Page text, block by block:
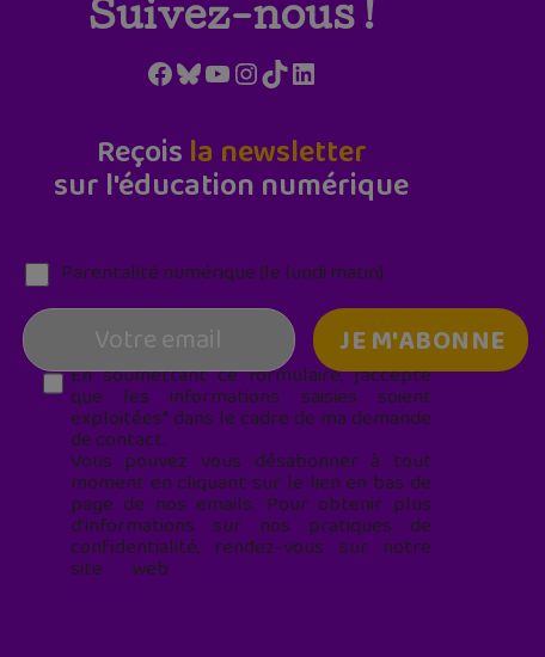
Suivez-nous !
Facebook
Bluesky
YouTube
Instagram
TikTokLinkedIn
Reçois la newsletter
sur l'éducation numérique
Parentalité numérique (le lundi matin)
En soumettant ce formulaire, j’accepte
que les informations saisies soient
exploitées* dans le cadre de ma demande
de contact.
Vous pouvez vous désabonner à tout
moment en cliquant sur le lien en bas de
page de nos emails. Pour obtenir plus
d'informations sur nos pratiques de
confidentialité, rendez-vous sur notre
site web